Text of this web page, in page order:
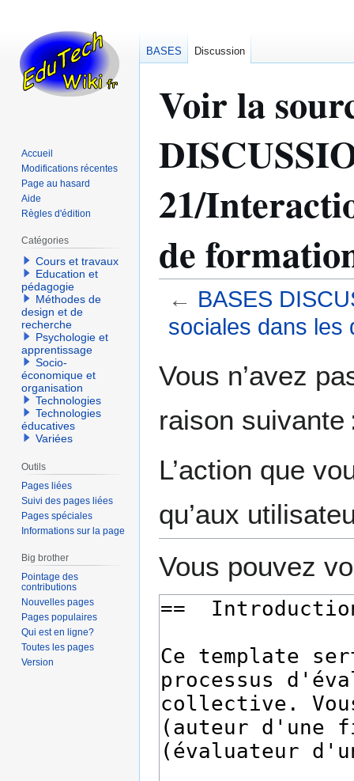
Voir la
21/
de
← BASES
sociales dans les
à
navigation
à
recherche
Vous n’avez
raison suivante
L’action que
qu’aux
Vous pouvez
BASES Discussion
Accueil
Modifications récentes
Page au hasard
Aide
Règles d'édition
Catégories
Cours et travaux
Education et
pédagogie
Méthodes de
design et de
recherche
Psychologie et
apprentissage
Socio-
économique et
organisation
Technologies
Technologies
éducatives
Variées
Outils
Pages liées
Suivi des pages liées
Pages spéciales
Informations sur la page
Big brother
Pointage des
contributions
Nouvelles pages
Pages populaires
Qui est en ligne?
Toutes les pages
Version